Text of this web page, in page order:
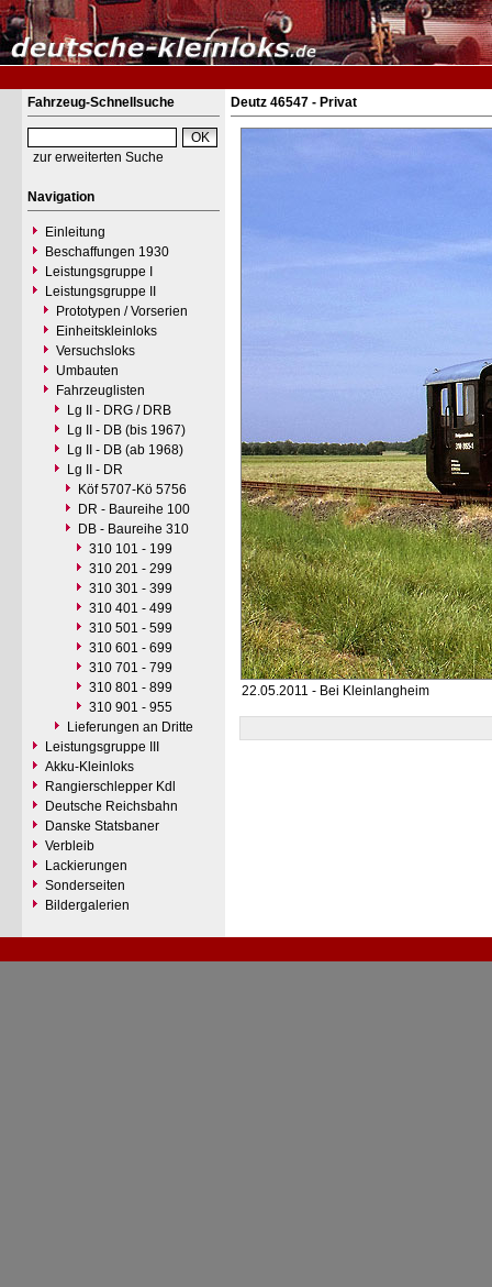
Fahrzeug-Schnellsuche
zur erweiterten Suche
Navigation
Einleitung
Beschaffungen 1930
Leistungsgruppe I
Leistungsgruppe II
Prototypen / Vorserien
Einheitskleinloks
Versuchsloks
Umbauten
Fahrzeuglisten
Lg II - DRG / DRB
Lg II - DB (bis 1967)
Lg II - DB (ab 1968)
Lg II - DR
Köf 5707-Kö 5756
DR - Baureihe 100
DB - Baureihe 310
310 101 - 199
310 201 - 299
310 301 - 399
310 401 - 499
310 501 - 599
310 601 - 699
310 701 - 799
310 801 - 899
310 901 - 955
Lieferungen an Dritte
Leistungsgruppe III
Akku-Kleinloks
Rangierschlepper Kdl
Deutsche Reichsbahn
Danske Statsbaner
Verbleib
Lackierungen
Sonderseiten
Bildergalerien
Deutz 46547 - Privat
22.05.2011 - Bei Kleinlangheim